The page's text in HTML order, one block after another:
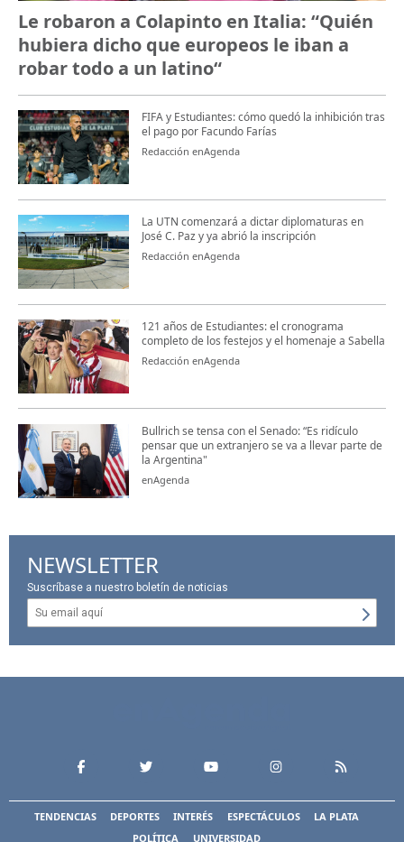
Le robaron a Colapinto en Italia: “Quién
hubiera dicho que europeos le iban a
robar todo a un latino“
FIFA y Estudiantes: cómo quedó la inhibición tras
el pago por Facundo Farías
Redacción enAgenda
La UTN comenzará a dictar diplomaturas en
José C. Paz y ya abrió la inscripción
Redacción enAgenda
121 años de Estudiantes: el cronograma
completo de los festejos y el homenaje a Sabella
Redacción enAgenda
Bullrich se tensa con el Senado: “Es ridículo
pensar que un extranjero se va a llevar parte de
la Argentina"
enAgenda
NEWSLETTER
Suscríbase a nuestro boletín de noticias
TENDENCIAS DEPORTES INTERÉS ESPECTÁCULOS
LA PLATA
POLÍTICA
UNIVERSIDAD